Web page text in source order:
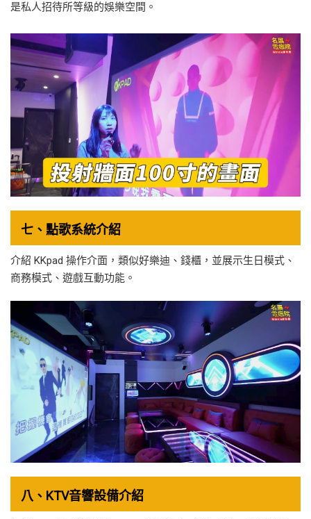
是私人招待所等級的娛樂空間。
七、點歌系統介紹
介紹 KKpad 操作介面，類似好樂迪、錢櫃，並展示生日模式、
商務模式、遊戲互動功能。
八、KTV音響設備介紹